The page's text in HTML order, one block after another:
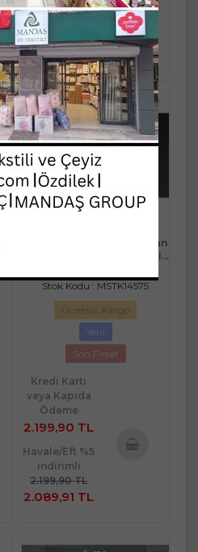
indirimli
4.119,90 TL
3.913,91 TL
Sepete
Ekle
Özdilek Colourist K.Mercan
Kişisel Banyo Bornoz Seti
Stok Kodu : MSTK14575
Ücretsiz Kargo
Yeni
Son Fırsat
Kredi Kartı
veya Kapıda
Ödeme
2.199,90 TL
Havale/Eft %5
indirimli
2.199,90 TL
2.089,91 TL